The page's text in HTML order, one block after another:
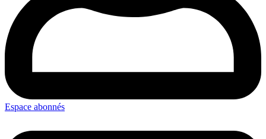
Espace abonnés